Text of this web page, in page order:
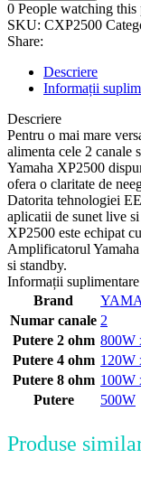
0 People watching
SKU: CXP2500
Share:
Descriere
Informații
Descriere
Pentru o mai mare
alimenta cele 2 canale
Yamaha XP2500
ofera o claritate de
Datorita tehnologiei
aplicatii de sunet live
XP2500 este echipat
Amplificatorul
si standby.
Informații suplimentare
Brand
Numar canale 2
Putere 2 ohm 800W
Putere 4 ohm 120W
Putere 8 ohm 100W
Putere
500W
Produse